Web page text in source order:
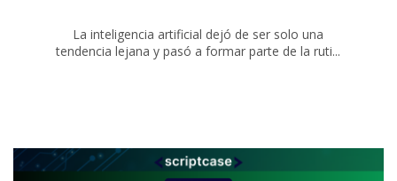
La inteligencia artificial dejó de ser solo una
tendencia lejana y pasó a formar parte de la ruti...